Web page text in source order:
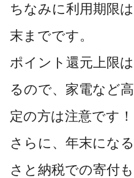
ちなみに利用期限
末までです。
ポイント還元上限
るので、家電など
定の方は注意です！
さらに、年末にな
さと納税での寄付